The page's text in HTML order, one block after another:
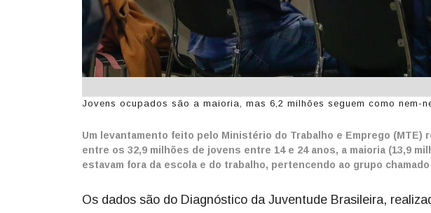
Jovens ocupados são a maioria, mas 6,2 milhões seguem como nem-
Um levantamento feito pelo Ministério do Trabalho e Emprego (MTE)
entre os 32,9 milhões de jovens entre 14 e 24 anos, a maioria (13,9
estavam fora da escola e do trabalho, pertencendo ao grupo
Os dados são do Diagnóstico da Juventude Brasileira,